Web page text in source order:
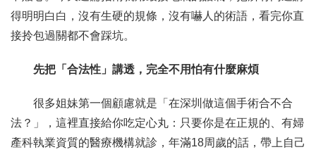
得明明白白，沒有生硬的規條，沒有嚇人的術語，看完你直
接拎包過關都不會踩坑。
先把「合法性」講透，完全不用怕有什麼麻煩
很多姐妹第一個顧慮就是「在深圳做這個手術合不合
法？」，這裡直接給你吃定心丸：只要你是在正規的、有婦
產科執業資質的醫療機構就診，年滿18周歲的話，帶上自己